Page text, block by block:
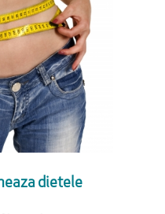
dietele